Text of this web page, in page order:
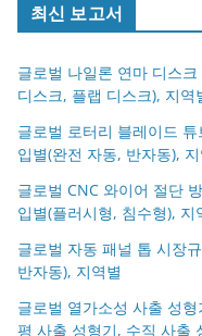
최신 보고서
글로벌 나일론 연마 디스
디스크, 플랩 디스크), 지역
글로벌 로터리 블레이드
입별(완전 자동, 반자동),
글로벌 CNC 와이어 절단
입별(플러시형, 침수형), 지
글로벌 자동 패널 톱 시장
반자동), 지역별
글로벌 열가소성 사출 성
평 사출 성형기, 수직 사출